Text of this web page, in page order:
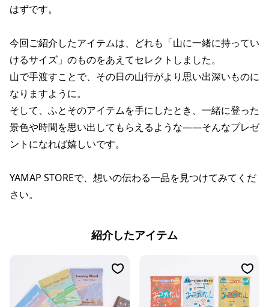
はずです。
今回ご紹介したアイテムは、どれも「山に一緒に持ってい
けるサイズ」のものをあえてセレクトしました。
山で手渡すことで、その日の山行がより思い出深いものに
なりますように。
そして、ふとそのアイテムを手にしたとき、一緒に登った
景色や時間を思い出してもらえるような——そんなプレゼ
ントになれば嬉しいです。
YAMAP STOREで、想いの伝わる一品を見つけてみてくだ
さい。
紹介したアイテム